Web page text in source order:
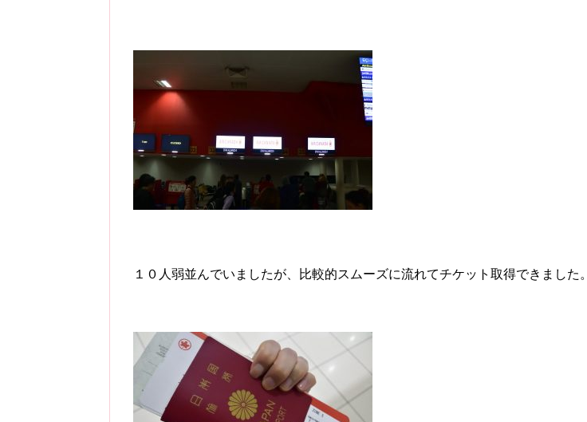
１０人弱並んでいましたが、比較的スムーズに流れてチケット取得できました。